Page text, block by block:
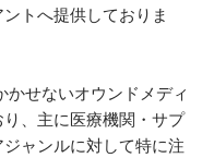
トへ提供しておりま
せないオウンドメディ
、主に医療機関・サプ
ャンルに対して特に注